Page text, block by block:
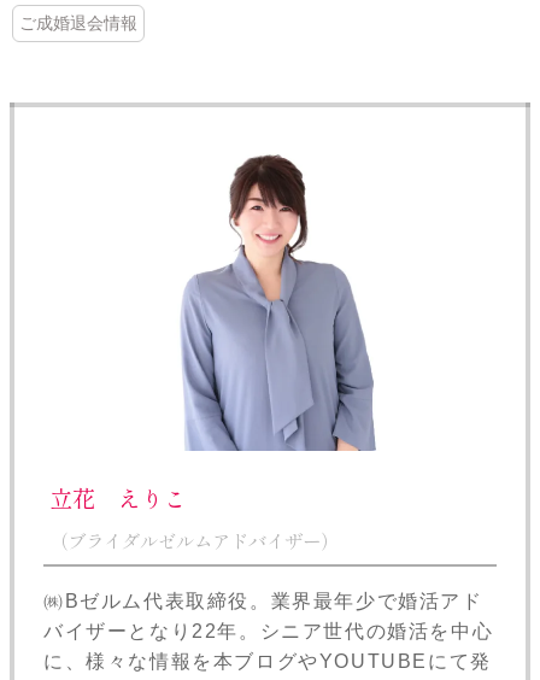
ご成婚退会情報
立花 えりこ
（ブライダルゼルムアドバイザー）
㈱Bゼルム代表取締役。業界最年少で婚活アド
バイザーとなり22年。シニア世代の婚活を中心
に、様々な情報を本ブログやYOUTUBEにて発